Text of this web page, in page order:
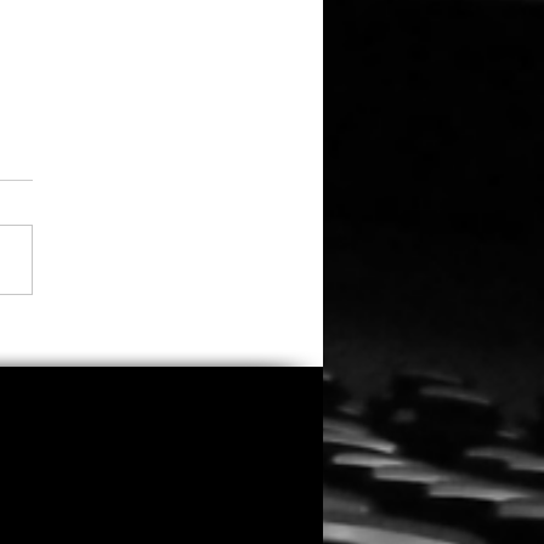
Eli Roth räumt